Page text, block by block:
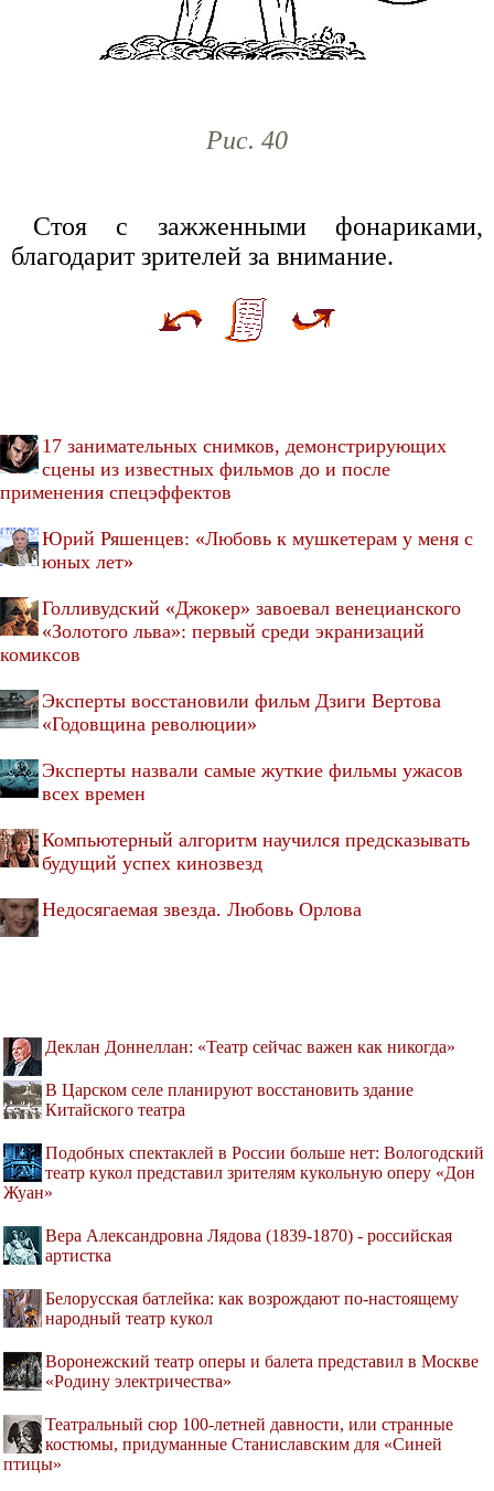
Рис. 40
Стоя с зажженными фонариками,
благодарит зрителей за внимание.
17 занимательных снимков, демонстрирующих
сцены из известных фильмов до и после
применения спецэффектов
Юрий Ряшенцев: «Любовь к мушкетерам у меня с
юных лет»
Голливудский «Джокер» завоевал венецианского
«Золотого льва»: первый среди экранизаций
комиксов
Эксперты восстановили фильм Дзиги Вертова
«Годовщина революции»
Эксперты назвали самые жуткие фильмы ужасов
всех времен
Компьютерный алгоритм научился предсказывать
будущий успех кинозвезд
Недосягаемая звезда. Любовь Орлова
Деклан Доннеллан: «Театр сейчас важен как никогда»
В Царском селе планируют восстановить здание
Китайского театра
Подобных спектаклей в России больше нет: Вологодский
театр кукол представил зрителям кукольную оперу «Дон
Жуан»
Вера Александровна Лядова (1839-1870) - российская
артистка
Белорусская батлейка: как возрождают по-настоящему
народный театр кукол
Воронежский театр оперы и балета представил в Москве
«Родину электричества»
Театральный сюр 100-летней давности, или странные
костюмы, придуманные Станиславским для «Синей
птицы»